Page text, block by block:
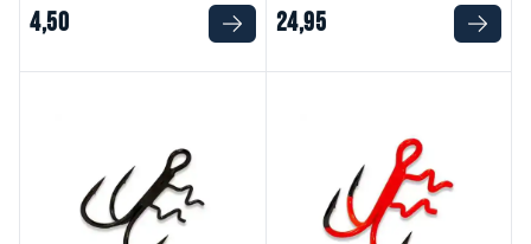
4,50 24,95